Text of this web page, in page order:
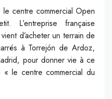
centre commercial Open
L’entreprise française
d’acheter un terrain de
à Torrejón de Ardoz,
pour donner vie à ce
le centre commercial du